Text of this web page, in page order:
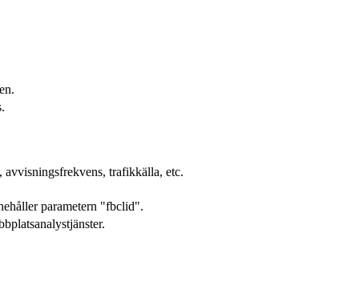
avvisningsfrekvens, trafikkälla, etc.
parametern "fbclid".